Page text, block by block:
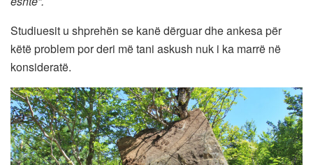
Studiuesit u shprehën se kanë dërguar dhe ankesa për
këtë problem por deri më tani askush nuk i ka marrë në
konsideratë.